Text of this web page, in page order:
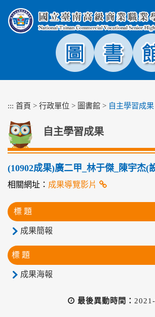
塊
::: 首頁 > 行政單位 > 圖書館 > 自主學習成果
自主學習成果
(10902成果)廣二甲_林于傑_陳宇杰(
相關網址： 成果導覽影片
標 題
成果簡報
標 題
成果海報
最後異動時間：